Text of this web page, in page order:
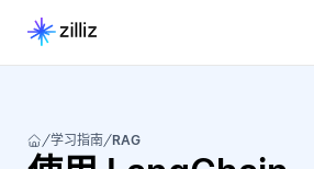
学习指南 RAG